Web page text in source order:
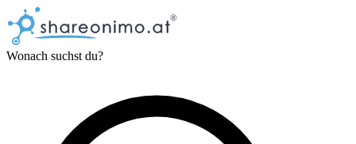
Wonach suchst du?